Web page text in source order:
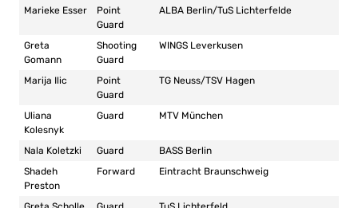
Marieke Esser
Point
Guard
ALBA Berlin/TuS Lichterfelde
Greta
Gomann
Shooting
Guard
WINGS Leverkusen
Marija Ilic
Point
Guard
TG Neuss/TSV Hagen
Uliana
Kolesnyk
Guard MTV München
Nala Koletzki Guard
BASS Berlin
Shadeh
Preston
Forward Eintracht Braunschweig